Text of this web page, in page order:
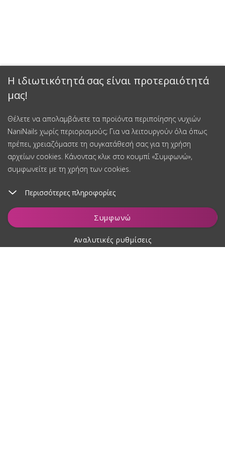
Η ιδιωτικότητά σας είναι προτεραιότητά
μας!
Θέλετε να απολαμβάνετε τα προϊόντα περιποίησης νυχιών
NaniNails χωρίς περιορισμούς; Για να λειτουργούν όλα όπως
πρέπει, χρειαζόμαστε τη συγκατάθεσή σας για τη χρήση
αρχείων cookies. Κάνοντας κλικ στο κουμπί «Συμφωνώ»,
συμφωνείτε με τη χρήση των cookies.
Περισσότερες πληροφορίες
Συμφωνώ
Αναλυτικές ρυθμίσεις